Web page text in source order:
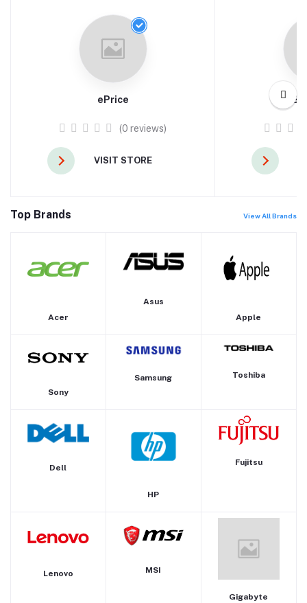
ePrice
(0 reviews)
VISIT STORE
Top Brands View All Brands
Acer
Asus
Apple
Sony
Samsung Toshiba
Dell
HP
Fujitsu
Lenovo MSI
Gigabyte